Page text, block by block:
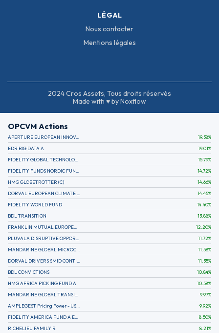
LÉGAL
Nous contacter
Mentions légales
2024 Cros Assets, Tous droits réservés
Made with ♥ by Noxflow
OPCVM Actions
APERTURE EUROPEAN INNOVATION 19.38%
EDR BIG DATA A
19.01%
FIDELITY GLOBAL TECHNOLOGY FUND A EUR
15.79%
FIDELITY FUNDS NORDIC FUND A
14.72%
HMG GLOBETROTTER (C)
14.66%
DORVAL EUROPEAN CLIMATE INITIATIVE R (C)
14.45%
FIDELITY WORLD FUND
14.40%
BDL TRANSITION
13.88%
FRANKLIN MUTUAL EUROPEAN FUND A EUR (C)
12.20%
PLUVALA DISRUPTIVE OPPORTUNITIES
11.72%
MANDARINE GLOBAL MICROCAP
11.58%
DORVAL DRIVERS SMID CONTINENTAL EUROPE
11.35%
BDL CONVICTIONS
10.84%
HMG AFRICA PICKING FUND A
10.58%
MANDARINE GLOBAL TRANSITION R
9.97%
AMPLEGEST Pricing Power - US - AC
9.92%
FIDELITY AMERICA FUND A EUR (C)
8.50%
RICHELIEU FAMILY R
8.21%